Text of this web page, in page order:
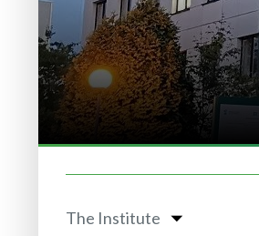
The Institute